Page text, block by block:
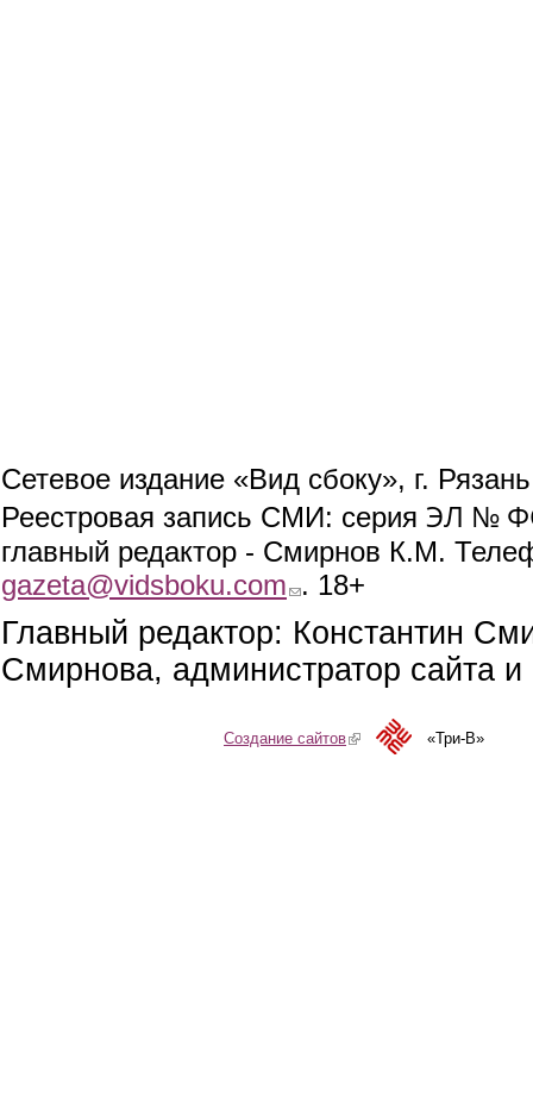
Сетевое издание «Вид сбоку», г.
Реестровая запись СМИ: серия ЭЛ №
главный редактор - Смирнов К.М.
gazeta@vidsboku.com (link sends e-mail)
. 18+
Главный редактор: Константин
Смирнова, администратор сайта
Создание сайтов(link is external)«Три-В»